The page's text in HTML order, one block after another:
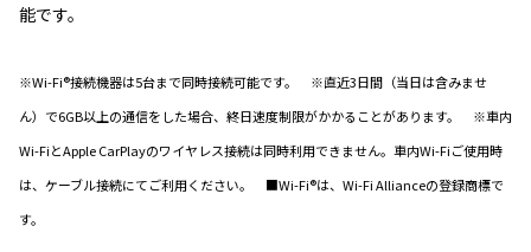
能です。
※Wi-Fi®接続機器は5台まで同時接続可能です。 ※直近3日間（当日は含みませ
ん）で6GB以上の通信をした場合、終日速度制限がかかることがあります。 ※車内
Wi-FiとApple CarPlayのワイヤレス接続は同時利用できません。車内Wi-Fiご使用時
は、ケーブル接続にてご利用ください。 ■Wi-Fi®は、Wi-Fi Allianceの登録商標で
す。